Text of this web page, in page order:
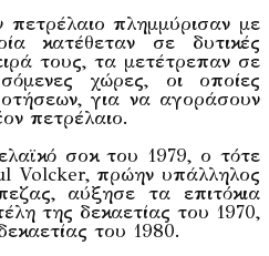
πλημμύρισαν με
κατέθεταν σε δυτικές
τους, τα μετέτρεπαν σε
χώρες, οι οποίες
για να αγοράσουν
πετρέλαιο.
σοκ του 1979, ο τότε
Volcker, πρώην υπάλληλος
αύξησε τα επιτόκια
της δεκαετίας του 1970,
του 1980.